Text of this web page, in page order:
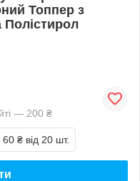
Топпер з
Полістирол
— 200 ₴
60 ₴ від 20 шт.